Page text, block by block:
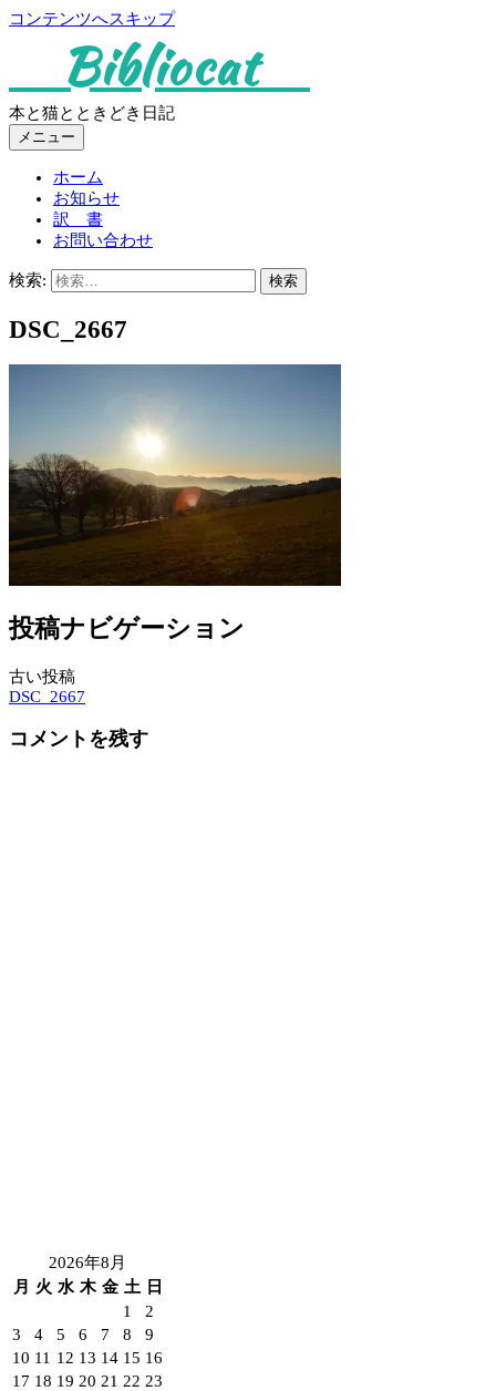
コンテンツへスキップ
Bibliocat
本と猫とときどき日記
メニュー
ホーム
お知らせ
訳 書
お問い合わせ
検索:
DSC_2667
投稿ナビゲーション
古い投稿
DSC_2667
コメントを残す
2026年8月
月
火 水 木 金 土
日
1
2
3
4 5 6 7 8
9
10 11 12 13 14 15 16
17 18 19 20 21 22 23